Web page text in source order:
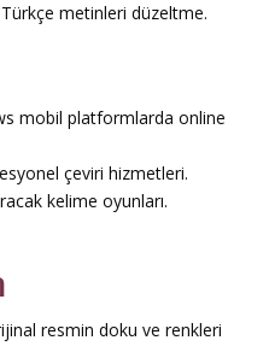
metinleri düzeltme.
mobil platformlarda online
çeviri hizmetleri.
kelime oyunları.
resmin doku ve renkleri